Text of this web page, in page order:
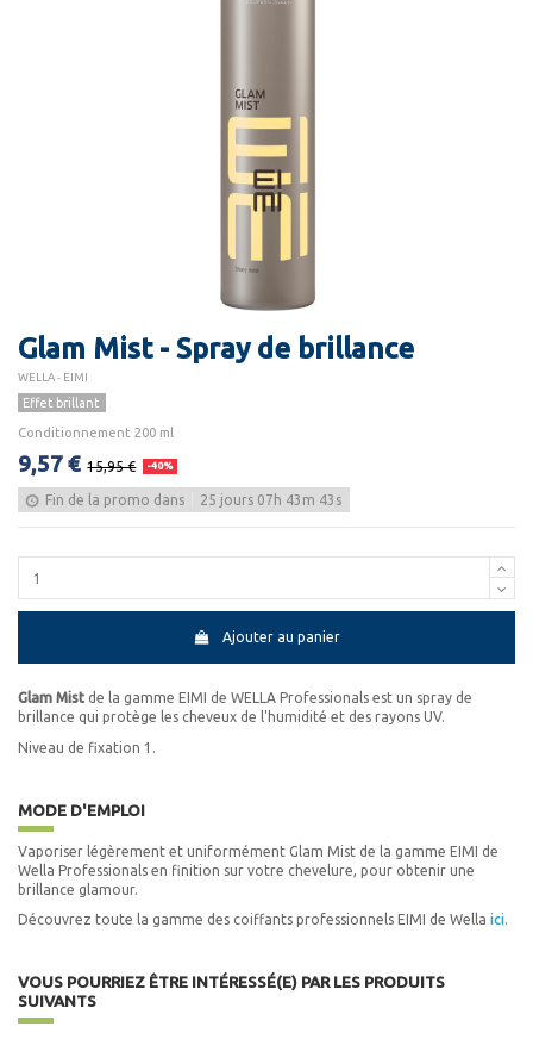
Glam Mist - Spray de brillance
WELLA - EIMI
Effet brillant
Conditionnement 200 ml
9,57 € 15,95 € -40%
Fin de la promo dans 25 jours 07 h 43 m 42 s
Ajouter au panier
Glam Mist de la gamme EIMI de WELLA Professionals est un spray de
brillance qui protège les cheveux de l'humidité et des rayons UV.
Niveau de fixation 1.
MODE D'EMPLOI
Vaporiser légèrement et uniformément Glam Mist de la gamme EIMI de
Wella Professionals en finition sur votre chevelure, pour obtenir une
brillance glamour.
Découvrez toute la gamme des coiffants professionnels EIMI de Wella ici.
VOUS POURRIEZ ÊTRE INTÉRESSÉ(E) PAR LES PRODUITS
SUIVANTS